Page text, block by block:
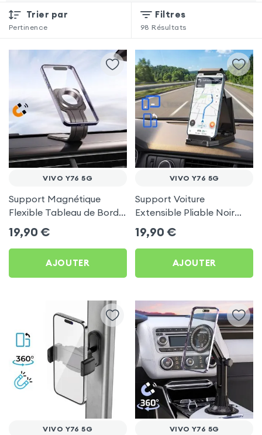
Trier par
Pertinence
Filtres
98 Résultats
VIVO Y76 5G
Support Magnétique
Flexible Tableau de Bord
et Écran central pour Vivo
Y76 5G
19,90 €
AJOUTER
VIVO Y76 5G
Support Voiture
Extensible Pliable Noir
Carbone pour Vivo Y76
5G
19,90 €
AJOUTER
VIVO Y76 5G VIVO Y76 5G